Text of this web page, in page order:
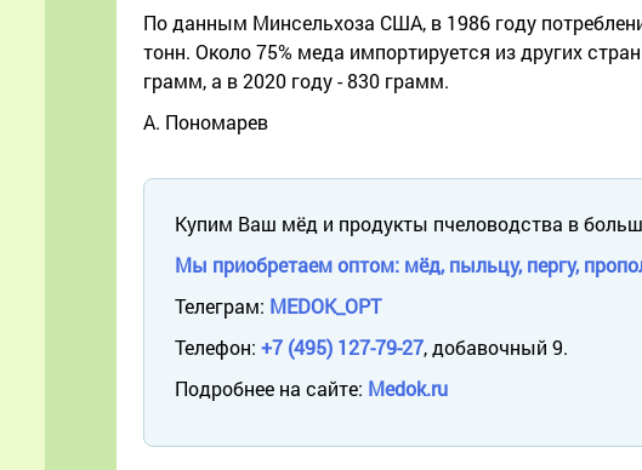
По данным Минсельхоза США, в 1986 году
тонн. Около 75% меда импортируется из других
грамм, а в 2020 году - 830 грамм.
А. Пономарев
Купим Ваш мёд и продукты пчеловодства в
Мы приобретаем оптом: мёд, пыльцу, пергу,
Телеграм: MEDOK_OPT
Телефон: +7 (495) 127-79-27, добавочный 9.
Подробнее на сайте: Medok.ru